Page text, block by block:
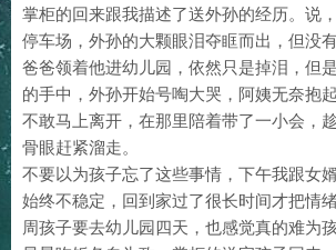
掌柜的回来跟我描述了送外孙的经历。说
停车场，外孙的大颗眼泪夺眶而出，但没
爸爸领着他进幼儿园，依然只是掉泪，但
的手中，外孙开始号啕大哭，阿姨无奈抱
不敢马上离开，在那里陪着带了一小会，
骨眼赶紧溜走。
不要以为孩子忘了这些事情，下午我跟女
始终不稳定，回到家过了很长时间才把情
周孩子要去幼儿园四天，也感觉真的难为孩